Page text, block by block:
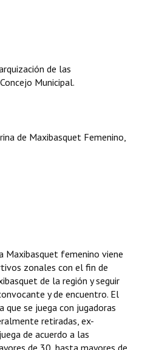
de las
Municipal.
de Maxibasquet Femenino,
Maxibasquet femenino viene
zonales con el fin de
de la región y seguir
y de encuentro. El
que se juega con jugadoras
retiradas, ex-
de acuerdo a las
de 30, hasta mayores de